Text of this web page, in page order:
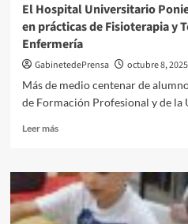
roja
El Hospital Universitario
en prácticas de Fisioterapia y
Enfermería
GabinetedePrensa octubre 8, 2025
Más de medio centenar de
de Formación Profesional y de la
Leer másLeer
El
Hospital
Universitario
Poniente